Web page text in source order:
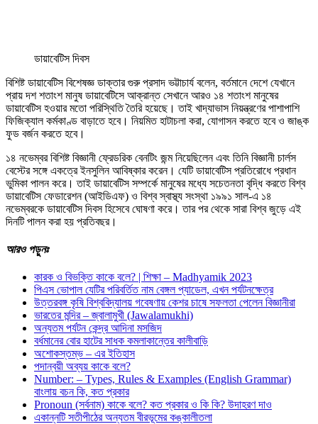
ডায়াবেটিস দিবস
বিশিষ্ট ডায়াবেটিস বিশেষজ্ঞ ডাক্তার গুরু প্রসাদ ভট্টাচার্য বলেন, বর্তমানে দেশে যেখানে
প্রায় দশ শতাংশ মানুষ ডায়াবেটিসে আক্রান্ত সেখানে আরও ১৪ শতাংশ মানুষের
ডায়াবেটিস হওয়ার মতো পরিস্থিতি তৈরি হয়েছে। তাই খাদ্যাভাস নিয়ন্ত্রণের পাশাপাশি
ফিজিক্যাল কর্মকাণ্ড বাড়াতে হবে। নিয়মিত হাটাচলা করা, যোগাসন করতে হবে ও জাঙ্ক
ফুড বর্জন করতে হবে।
১৪ নভেম্বর বিশিষ্ট বিজ্ঞানী ফ্রেডরিক বেনটিং জন্ম নিয়েছিলেন এবং তিনি বিজ্ঞানী চার্লস
বেস্টের সঙ্গে একত্রে ইনসুলিন আবিষ্কার করেন। যেটি ডায়াবেটিস প্রতিরোধে প্রধান
ভুমিকা পালন করে। তাই ডায়াবেটিস সম্পর্কে মানুষের মধ্যে সচেতনতা বৃদ্ধি করতে বিশ্ব
ডায়াবেটিস ফেডারেশন (আইডিএফ) ও বিশ্ব স্বাস্থ্য সংস্থা ১৯৯১ সাল-এ ১৪
নভেম্বরকে ডায়াবেটিস দিবস হিসেবে ঘোষণা করে। তার পর থেকে সারা বিশ্ব জুড়ে এই
দিনটি পালন করা হয় প্রতিবছর।
আরও পড়ুনঃ
কারক ও বিভক্তি কাকে বলে? | শিক্ষা – Madhyamik 2023
পিএস ভোপাল যেটির পরিবর্তিত নাম বেঙ্গল প্যাডেল, এখন পর্যটনক্ষেত্র
উত্তরবঙ্গ কৃষি বিশ্ববিদ্যালয় গবেষণায় কেশর চাষে সফলতা পেলেন বিজ্ঞানীরা
ভারতের মন্দির – জ্বালামুখী (Jawalamukhi)
অন্যতম পর্যটন কেন্দ্র আদিনা মসজিদ
বর্ধমানের বোর হাটের সাধক কমলাকান্তের কালীবাড়ি
অশােকস্তম্ভ – এর ইতিহাস
পদান্বয়ী অব্যয় কাকে বলে?
Number: – Types, Rules & Examples (English Grammar)
বাংলায় বচন কি, কত প্রকার
Pronoun (সর্বনাম) কাকে বলে? কত প্রকার ও কি কি? উদাহরণ দাও
একান্নটি সতীপীঠের অন্যতম বীরভূমের কঙ্কালীতলা